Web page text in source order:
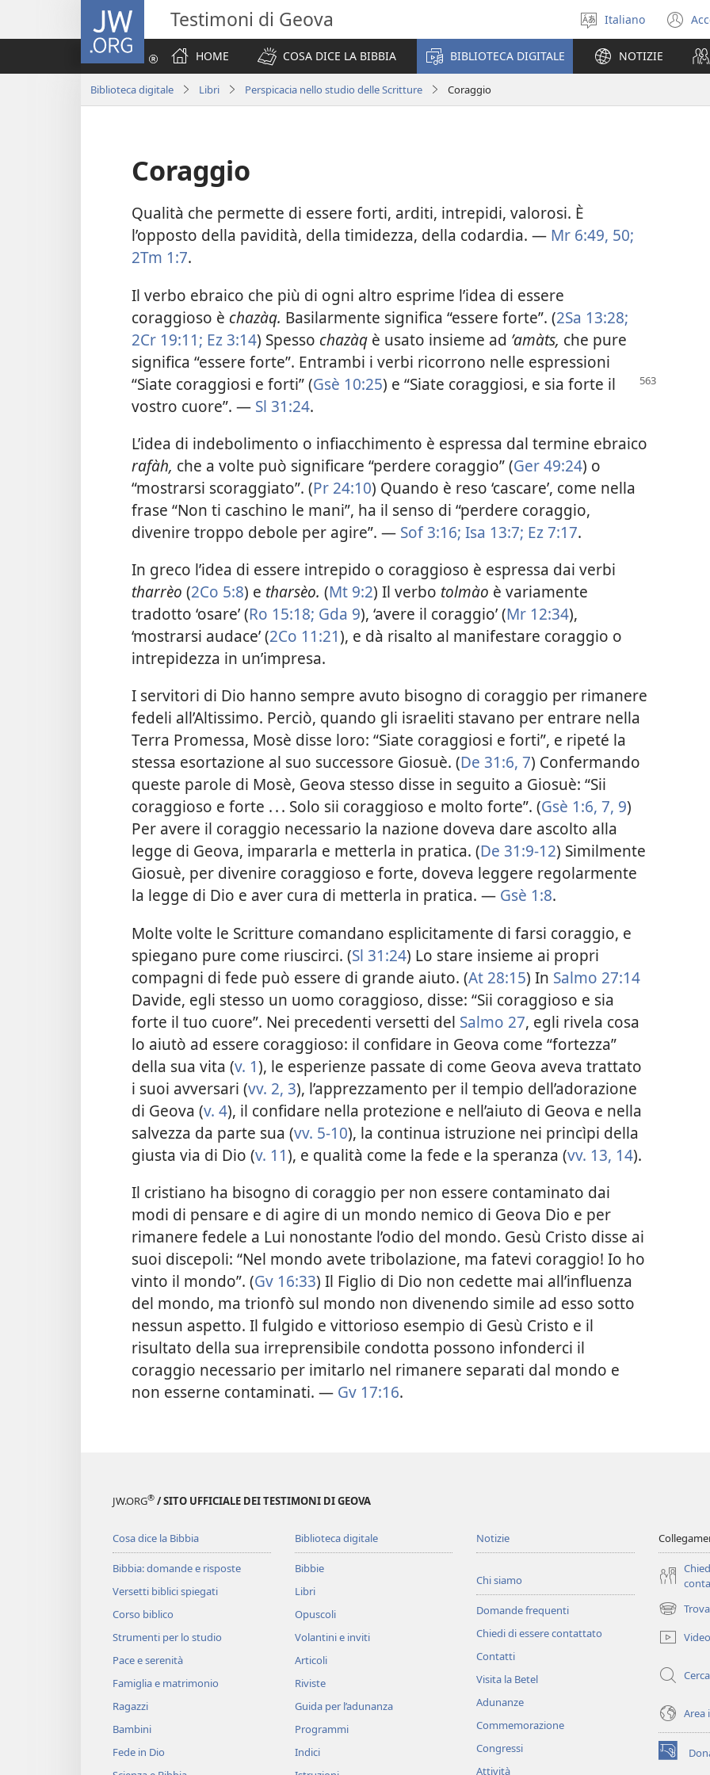
JW.ORG Testimoni di Geova
Seleziona
la
lingua
Italiano
HOME
COSA DICE LA BIBBIA BIBLIOTECA DIGITALE NOTIZIE
Biblioteca digitale Libri Perspicacia nello studio delle Scritture Coraggio
Coraggio
Qualità che permette di essere forti, arditi, intrepidi, valorosi. È
l’opposto della pavidità, della timidezza, della codardia. — Mr 6:49, 50;
2Tm 1:7.
Il verbo ebraico che più di ogni altro esprime l’idea di essere
coraggioso è chazàq. Basilarmente significa “essere forte”. (2Sa 13:28;
2Cr 19:11; Ez 3:14) Spesso chazàq è usato insieme ad ʼamàts, che pure
significa “essere forte”. Entrambi i verbi ricorrono nelle espressioni
“Siate coraggiosi e forti”(Gsè 10:25) e “Siate coraggiosi, e sia forte il
vostro cuore”. — Sl 31:24.
L’idea di indebolimento o infiacchimento è espressa dal termine ebraico
rafàh, che a volte può significare “perdere coraggio” (Ger 49:24) o
“mostrarsi scoraggiato”. (Pr 24:10) Quando è reso ‘cascare’, come nella
frase “Non ti caschino le mani”, ha il senso di “perdere coraggio,
divenire troppo debole per agire”. — Sof 3:16; Isa 13:7; Ez 7:17.
In greco l’idea di essere intrepido o coraggioso è espressa dai verbi
tharrèo (2Co 5:8) e tharsèo. (Mt 9:2) Il verbo tolmào è variamente
tradotto ‘osare’ (Ro 15:18; Gda 9), ‘avere il coraggio’ (Mr 12:34),
‘mostrarsi audace’ (2Co 11:21), e dà risalto al manifestare coraggio o
intrepidezza in un’impresa.
I servitori di Dio hanno sempre avuto bisogno di coraggio per rimanere
fedeli all’Altissimo. Perciò, quando gli israeliti stavano per entrare nella
Terra Promessa, Mosè disse loro: “Siate coraggiosi e forti”, e ripeté la
stessa esortazione al suo successore Giosuè. (De 31:6, 7) Confermando
queste parole di Mosè, Geova stesso disse in seguito a Giosuè: “Sii
coraggioso e forte . . . Solo sii coraggioso e molto forte”. (Gsè 1:6, 7, 9)
Per avere il coraggio necessario la nazione doveva dare ascolto alla
legge di Geova, impararla e metterla in pratica. (De 31:9-12) Similmente
Giosuè, per divenire coraggioso e forte, doveva leggere regolarmente
la legge di Dio e aver cura di metterla in pratica. — Gsè 1:8.
Molte volte le Scritture comandano esplicitamente di farsi coraggio, e
spiegano pure come riuscirci. (Sl 31:24) Lo stare insieme ai propri
compagni di fede può essere di grande aiuto. (At 28:15) In Salmo 27:14
Davide, egli stesso un uomo coraggioso, disse: “Sii coraggioso e sia
forte il tuo cuore”. Nei precedenti versetti del Salmo 27, egli rivela cosa
lo aiutò ad essere coraggioso: il confidare in Geova come “fortezza”
della sua vita (v. 1), le esperienze passate di come Geova aveva trattato
i suoi avversari (vv. 2, 3), l’apprezzamento per il tempio dell’adorazione
di Geova (v. 4), il confidare nella protezione e nell’aiuto di Geova e nella
salvezza da parte sua (vv. 5-10), la continua istruzione nei princìpi della
giusta via di Dio (v. 11), e qualità come la fede e la speranza (vv. 13, 14).
Il cristiano ha bisogno di coraggio per non essere contaminato dai
modi di pensare e di agire di un mondo nemico di Geova Dio e per
rimanere fedele a Lui nonostante l’odio del mondo. Gesù Cristo disse ai
suoi discepoli: “Nel mondo avete tribolazione, ma fatevi coraggio! Io ho
vinto il mondo”. (Gv 16:33) Il Figlio di Dio non cedette mai all’influenza
del mondo, ma trionfò sul mondo non divenendo simile ad esso sotto
nessun aspetto. Il fulgido e vittorioso esempio di Gesù Cristo e il
risultato della sua irreprensibile condotta possono infonderci il
coraggio necessario per imitarlo nel rimanere separati dal mondo e
non esserne contaminati. — Gv 17:16.
JW.ORG® / SITO UFFICIALE DEI TESTIMONI DI GEOVA
Cosa dice la Bibbia
Bibbia: domande e risposte
Versetti biblici spiegati
Corso biblico
Strumenti per lo studio
Pace e serenità
Famiglia e matrimonio
Ragazzi
Bambini
Fede in Dio
Biblioteca digitale
Bibbie
Libri
Opuscoli
Volantini e inviti
Articoli
Riviste
Guida per l’adunanza
Programmi
Indici
Notizie
Chi siamo
Domande frequenti
Chiedi di essere contattato
Contatti
Visita la Betel
Adunanze
Commemorazione
Congressi
Attività
(apre
una
nuova
Video
Cerca
Area
(apre